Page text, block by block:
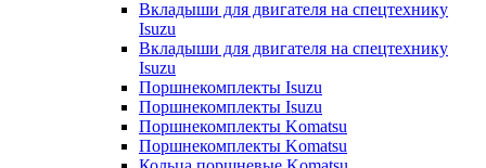
Вкладыши для двигателя на спецтехнику
Isuzu
Вкладыши для двигателя на спецтехнику
Isuzu
Поршнекомплекты Isuzu
Поршнекомплекты Isuzu
Поршнекомплекты Komatsu
Поршнекомплекты Komatsu